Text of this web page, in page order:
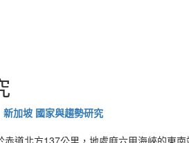
新加坡 國家與趨勢研究
赤道北方137公里，地處麻六甲海峽的東